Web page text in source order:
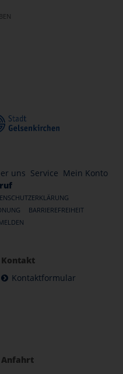
uns Service Mein Konto
BARRIEREFREIHEIT
Kontakt
Kontaktformular
Anfahrt